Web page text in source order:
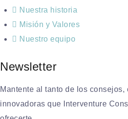
Nuestra historia
Misión y Valores
Nuestro equipo
Newsletter
Mantente al tanto de los
innovadoras que Interventure